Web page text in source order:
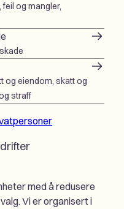
og mangler,
og eiendom, skatt og
straff
med å redusere
Vi er organisert i